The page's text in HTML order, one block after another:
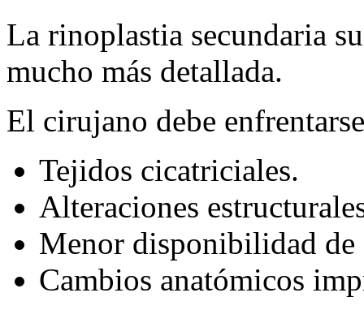
La rinoplastia secundaria
mucho más detallada.
El cirujano debe
Tejidos cicatriciales.
Alteraciones
Menor disponibilidad de
Cambios anatómicos